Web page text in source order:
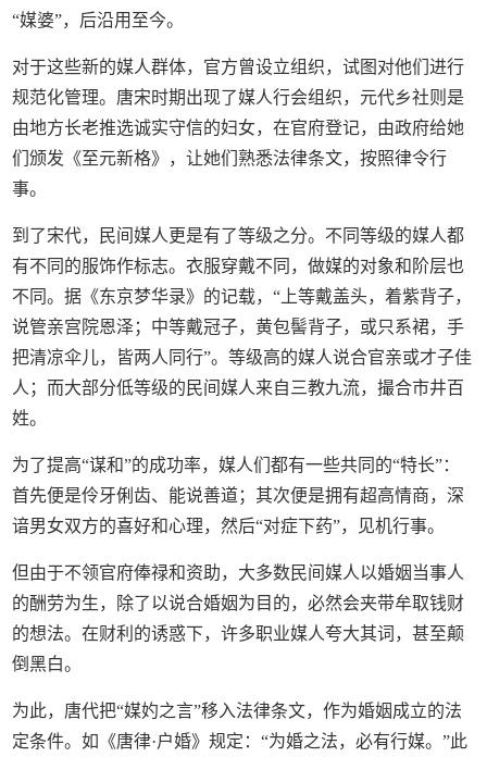
“媒婆”，后沿用至今。
对于这些新的媒人群体，官方曾设立组织，试图对他们进行
规范化管理。唐宋时期出现了媒人行会组织，元代乡社则是
由地方长老推选诚实守信的妇女，在官府登记，由政府给她
们颁发《至元新格》，让她们熟悉法律条文，按照律令行
事。
到了宋代，民间媒人更是有了等级之分。不同等级的媒人都
有不同的服饰作标志。衣服穿戴不同，做媒的对象和阶层也
不同。据《东京梦华录》的记载，“上等戴盖头，着紫背子，
说管亲宫院恩泽；中等戴冠子，黄包髻背子，或只系裙，手
把清凉伞儿，皆两人同行”。等级高的媒人说合官亲或才子佳
人；而大部分低等级的民间媒人来自三教九流，撮合市井百
姓。
为了提高“谋和”的成功率，媒人们都有一些共同的“特长”：
首先便是伶牙俐齿、能说善道；其次便是拥有超高情商，深
谙男女双方的喜好和心理，然后“对症下药”，见机行事。
但由于不领官府俸禄和资助，大多数民间媒人以婚姻当事人
的酬劳为生，除了以说合婚姻为目的，必然会夹带牟取钱财
的想法。在财利的诱惑下，许多职业媒人夸大其词，甚至颠
倒黑白。
为此，唐代把“媒妁之言”移入法律条文，作为婚姻成立的法
定条件。如《唐律·户婚》规定：“为婚之法，必有行媒。”此